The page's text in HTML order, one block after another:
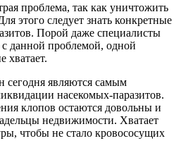
проблема, так как уничтожить
этого следует знать конкретные
Порой даже специалисты
с данной проблемой, одной
хватает.
сегодня являются самым
насекомых-паразитов.
клопов остаются довольны и
недвижимости. Хватает
чтобы не стало кровососущих